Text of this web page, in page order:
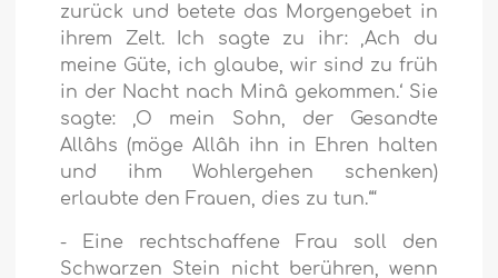
zurück und betete das Morgengebet in
ihrem Zelt. Ich sagte zu ihr: ‚Ach du
meine Güte, ich glaube, wir sind zu früh
in der Nacht nach Minâ gekommen.‘ Sie
sagte: ‚O mein Sohn, der Gesandte
Allâhs (möge Allâh ihn in Ehren halten
und ihm Wohlergehen schenken)
erlaubte den Frauen, dies zu tun.‘“
- Eine rechtschaffene Frau soll den
Schwarzen Stein nicht berühren, wenn